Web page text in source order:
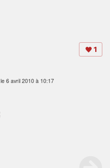
1
le 6 avril 2010 à 10:17